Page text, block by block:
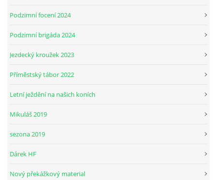
PODZIMNÍ BRIGÁDA 9.11.2024
VELKÝ PÁTEK-18.4 KROUŽEK BUDE NORMÁLNĚ PROBÍHAT
PRAZDNINOVÝ KROUŽEK
Podzimní focení 2024
Podzimní brigáda 2024
Jezdecký kroužek 2023
Příměstský tábor 2022
Letní ježdění na našich koních
Mikuláš 2019
sezona 2019
Dárek HF
Nový překážkový material